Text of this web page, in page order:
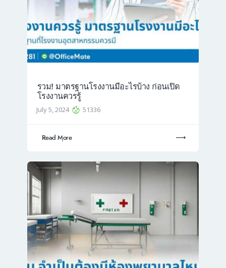
รวม! มาตรฐานโรงงานมีอะไรบ้าง ก่อนเปิด
โรงงานควรรู้
July 5, 2024 51336
Read More